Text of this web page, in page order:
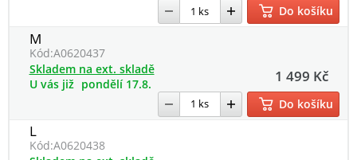
Do košíku
M
Kód:A0620437
1 499 Kč
Skladem na ext. skladě
U vás již pondělí 17.8.
Do košíku
L
Kód:A0620438